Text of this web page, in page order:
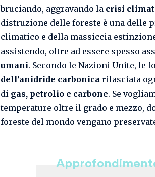
bruciando, aggravando la crisi
distruzione delle foreste è una delle
climatico e della massiccia
assistendo, oltre ad essere spesso
umani. Secondo le Nazioni Unite, le
dell’anidride carbonica rilasciata
di gas, petrolio e carbone. Se
temperature oltre il grado e mezzo,
foreste del mondo vengano